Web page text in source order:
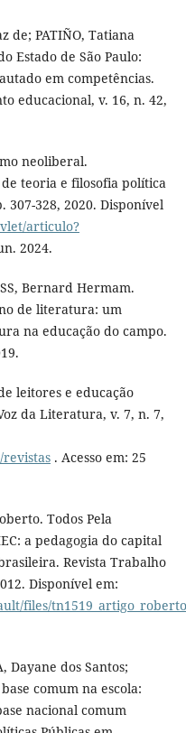
de; PATIÑO, Tatiana
Estado de São Paulo:
em competências.
educacional, v. 16, n. 42,
neoliberal.
teoria e filosofia política
307-328, 2020. Disponível
articulo?
2024.
Bernard Hermam.
de literatura: um
na educação do campo.
leitores e educação
da Literatura, v. 7, n. 7,
. Acesso em: 25
Todos Pela
a pedagogia do capital
Revista Trabalho
Disponível em:
files/
Dayane dos Santos;
comum na escola:
nacional comum